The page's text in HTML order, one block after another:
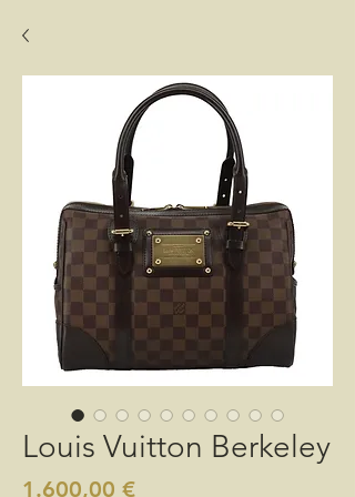
Louis Vuitton Berkeley
1.600,00 €Preis